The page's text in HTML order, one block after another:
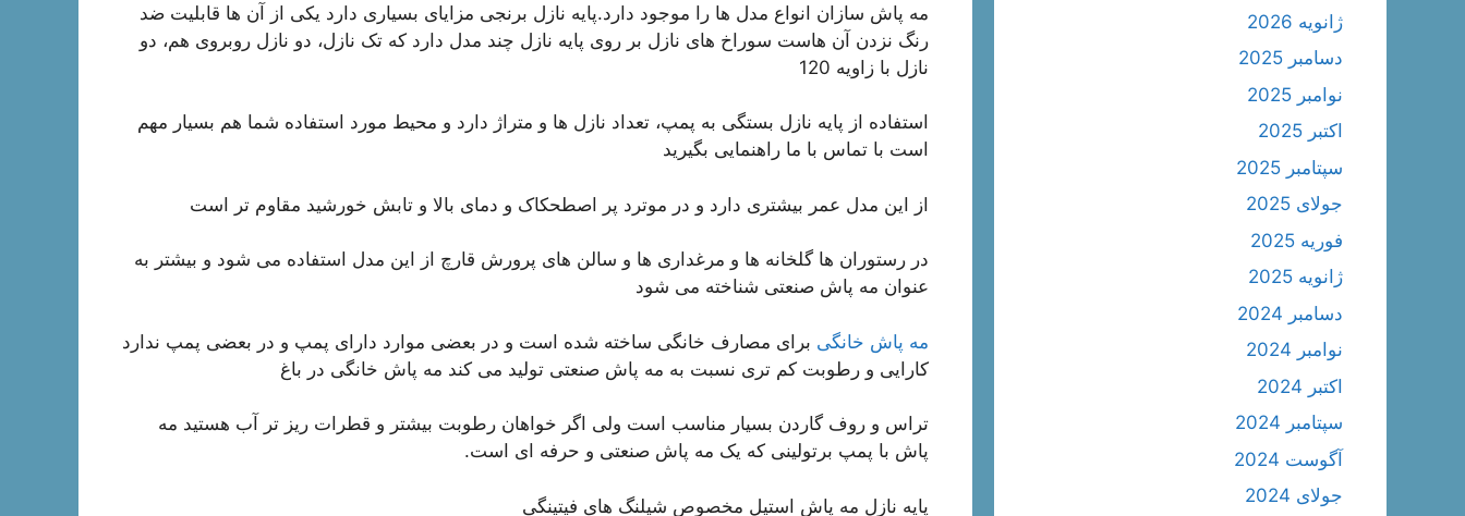
مه پاش سازان انواع مدل ها را موجود دارد.پایه نازل برنجی مزایای بسیاری دارد یکی از آن ها قابلیت ضد
رنگ نزدن آن هاست سوراخ های نازل بر روی پایه نازل چند مدل دارد که تک نازل، دو نازل روبروی هم، دو
نازل با زاویه 120
استفاده از پایه نازل بستگی به پمپ، تعداد نازل ها و متراژ دارد و محیط مورد استفاده شما هم بسیار مهم
است با تماس با ما راهنمایی بگیرید
از این مدل عمر بیشتری دارد و در موترد پر اصطحکاک و دمای بالا و تابش خورشید مقاوم تر است
در رستوران ها گلخانه ها و مرغداری ها و سالن های پرورش قارچ از این مدل استفاده می شود و بیشتر به
عنوان مه پاش صنعتی شناخته می شود
مه پاش خانگی برای مصارف خانگی ساخته شده است و در بعضی موارد دارای پمپ و در بعضی پمپ ندارد
کارایی و رطوبت کم تری نسبت به مه پاش صنعتی تولید می کند مه پاش خانگی در باغ
تراس و روف گاردن بسیار مناسب است ولی اگر خواهان رطوبت بیشتر و قطرات ریز تر آب هستید مه
پاش با پمپ برتولینی که یک مه پاش صنعتی و حرفه ای است.
پایه نازل مه پاش استیل مخصوص شیلنگ های فیتینگی
ژانویه 2026
دسامبر 2025
نوامبر 2025
اکتبر 2025
سپتامبر 2025
جولای 2025
فوریه 2025
ژانویه 2025
دسامبر 2024
نوامبر 2024
اکتبر 2024
سپتامبر 2024
آگوست 2024
جولای 2024